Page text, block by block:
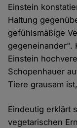
Einstein
Haltung
gefühlsmäßige
gegeneinander".
Einstein
Schopenhauer
Tiere grausam
Eindeutig erklärt
vegetarischen